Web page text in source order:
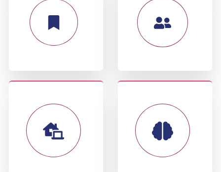
EXCELENCIA
ACADÉMICA
DOCENTES
ESPECIALIZADO
INFRAESTRUCTUR
A MODERNA
ENFOQUE
PRÁCTICO